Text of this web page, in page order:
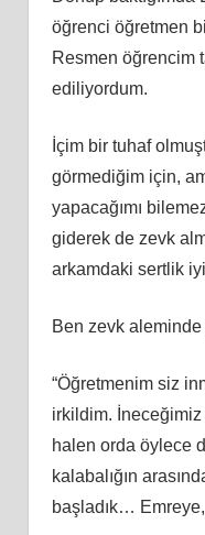
öğrenci öğretmen
Resmen öğrencim
ediliyordum.
İçim bir tuhaf
görmediğim için,
yapacağımı
giderek de zevk
arkamdaki sertlik
Ben zevk
“Öğretmenim siz
irkildim.
halen orda öylece
kalabalığın
başladık… Emreye,